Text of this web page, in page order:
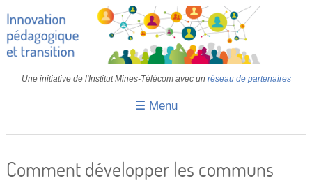
Une initiative de l'Institut Mines-Télécom avec un réseau de partenaires
☰ Menu
Retours d’expériences
Comment développer les communs